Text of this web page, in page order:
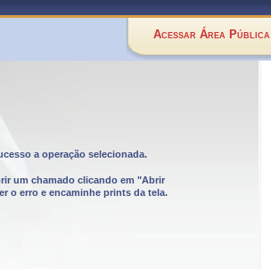
Acessar Área Pública
a operação selecionada.
um chamado clicando em "Abrir
o erro e encaminhe prints da tela.